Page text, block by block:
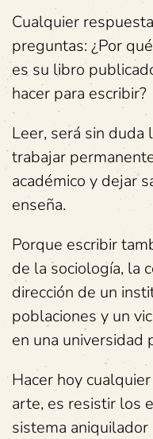
Cualquier
preguntas: ¿Por
es su libro
hacer para escribir?
Leer, será sin duda
trabajar
académico y dejar
enseña.
Porque escribir
de la sociología, la
dirección de un
poblaciones y un
en una universidad
Hacer hoy
arte, es resistir los
sistema